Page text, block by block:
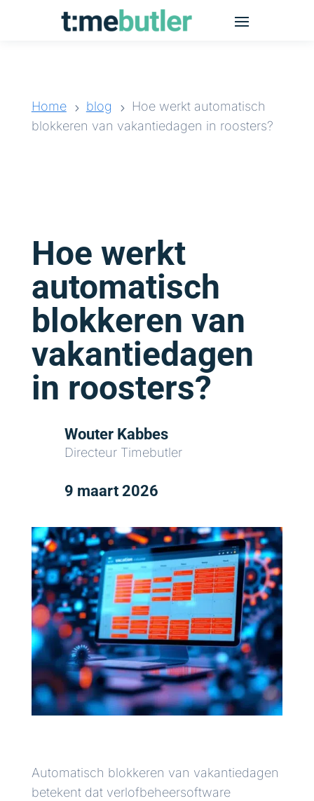
Home 5 blog 5
Hoe werkt automatisch
blokkeren van vakantiedagen in roosters?
Hoe werkt
automatisch
blokkeren van
vakantiedagen
in roosters?
Wouter Kabbes
Directeur Timebutler
9 maart 2026
Automatisch blokkeren van vakantiedagen
betekent dat verlofbeheersoftware